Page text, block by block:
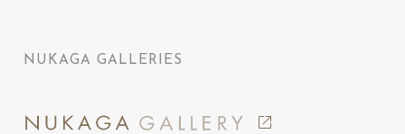
NUKAGA GALLERIES